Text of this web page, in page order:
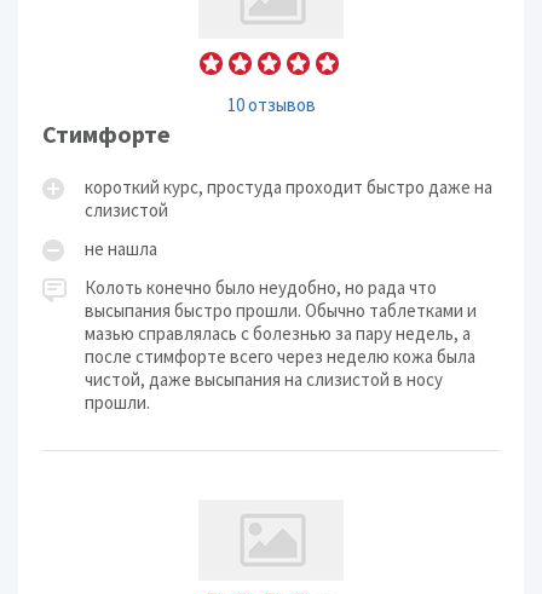
10 отзывов
Стимфорте
короткий курс, простуда проходит быстро даже на
слизистой
не нашла
Колоть конечно было неудобно, но рада что
высыпания быстро прошли. Обычно таблетками и
мазью справлялась с болезнью за пару недель, а
после стимфорте всего через неделю кожа была
чистой, даже высыпания на слизистой в носу
прошли.